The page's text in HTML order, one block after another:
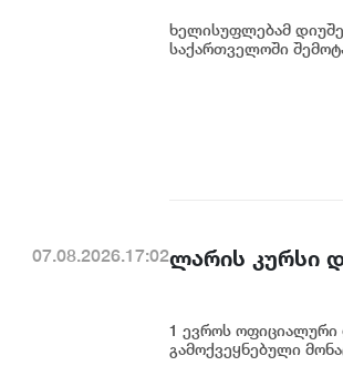
ხელისუფლებამ
საქართველოში
07.08.2026.17:02ლარის კურსი
1 ევროს ოფიციალური
გამოქვეყნებული